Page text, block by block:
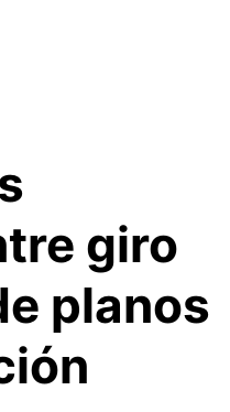
giro
planos